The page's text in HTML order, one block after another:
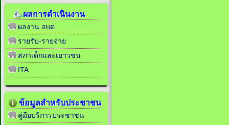
ผลการดำเนินงาน
ผลงาน อบต.
รายรับ-รายจ่าย
สภาเด็กและเยาวชน
ITA
ข้อมูลสำหรับประชาชน
คู่มือบริการประชาชน